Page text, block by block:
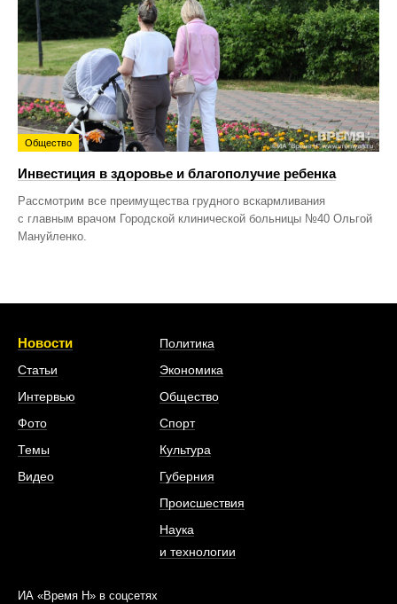
Общество
Инвестиция в здоровье и благополучие ребенка
Рассмотрим все преимущества грудного вскармливания
с главным врачом Городской клинической больницы №40 Ольгой
Мануйленко.
Новости
Статьи
Интервью
Фото
Темы
Видео
Политика
Экономика
Общество
Спорт
Культура
Губерния
Происшествия
Наука
и технологии
ИА «Время Н» в соцсетях